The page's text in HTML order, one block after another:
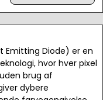
Emitting Diode) er en
hvor hver pixel
brug af
dybere